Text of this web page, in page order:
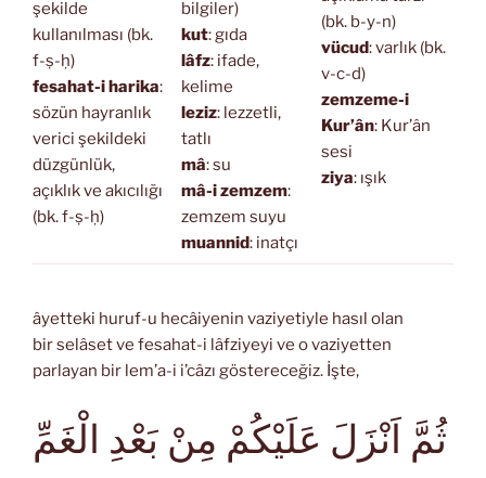
şekilde
kullanılması (bk.
f-ṣ-ḥ)
fesahat-i harika:
sözün hayranlık
verici şekildeki
düzgünlük,
açıklık ve akıcılığı
(bk. f-ṣ-ḥ)
bilgiler)
kut: gıda
lâfz: ifade,
kelime
leziz: lezzetli,
tatlı
mâ: su
mâ-i zemzem:
zemzem suyu
muannid: inatçı
(bk. b-y-n)
vücud: varlık (bk.
v-c-d)
zemzeme-i
Kur’ân: Kur’ân
sesi
ziya: ışık
âyetteki huruf-u hecâiyenin vaziyetiyle hasıl olan
bir selâset ve fesahat-i lâfziyeyi ve o vaziyetten
parlayan bir lem’a-i i’câzı göstereceğiz. İşte,
ثُمَّ اَنْزَلَ عَلَيْكُمْ مِنْ بَعْدِ الْغَمِّ